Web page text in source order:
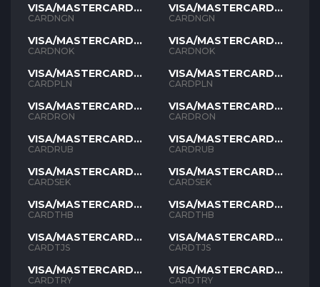
VISA/MASTERCARD
NGN
CARDNGN
VISA/MASTERCARD
NOK
CARDNOK
VISA/MASTERCARD
PLN
CARDPLN
VISA/MASTERCARD
RON
CARDRON
VISA/MASTERCARD
RUB
CARDRUB
VISA/MASTERCARD
SEK
CARDSEK
VISA/MASTERCARD
THB
CARDTHB
VISA/MASTERCARD
TJS
CARDTJS
VISA/MASTERCARD
TYR
CARDTRY
VISA/MASTERCARD
NGN
CARDNGN
VISA/MASTERCARD
NOK
CARDNOK
VISA/MASTERCARD
PLN
CARDPLN
VISA/MASTERCARD
RON
CARDRON
VISA/MASTERCARD
RUB
CARDRUB
VISA/MASTERCARD
SEK
CARDSEK
VISA/MASTERCARD
THB
CARDTHB
VISA/MASTERCARD
TJS
CARDTJS
VISA/MASTERCARD
TYR
CARDTRY